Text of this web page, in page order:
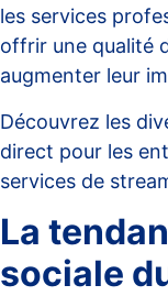
les services
offrir une qualité
augmenter leur
Découvrez les
direct pour les
services de
La
sociale